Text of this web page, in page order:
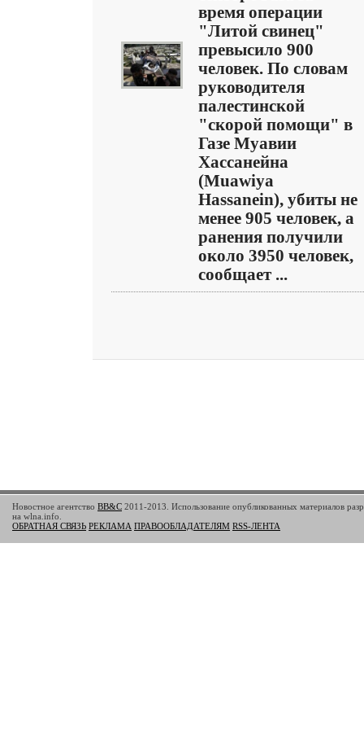
время операции
"Литой свинец"
превысило 900
человек. По словам
руководителя
палестинской
"скорой помощи" в
Газе Муавии
Хассанейна
(Muawiya
Hassanein), убиты не
менее 905 человек, а
ранения получили
около 3950 человек,
сообщает ...
Новостное агентство BB&C 2011-2013. Использование опубликованных материалов
на wlna.info.
ОБРАТНАЯ СВЯЗЬ РЕКЛАМА ПРАВООБЛАДАТЕЛЯМ RSS-ЛЕНТА